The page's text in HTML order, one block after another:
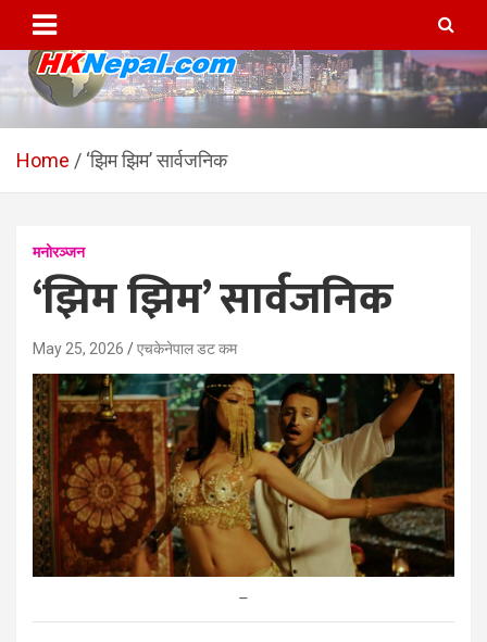
content
HKNepal.com – हङकङबाट
सञ्चालित पहिलो नेपाली अनलाईन
hknepal, hknepal.com, hk nepal, hk nepal com
Home ‘झिम झिम’ सार्वजनिक
मनोरञ्जन
‘झिम झिम’ सार्वजनिक
May 25, 2026 एचकेनेपाल डट कम
–